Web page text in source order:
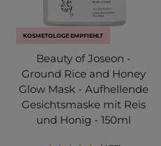
KOSMETOLOGE EMPFIEHLT
Beauty of Joseon -
Ground Rice and Honey
Glow Mask - Aufhellende
Gesichtsmaske mit Reis
und Honig - 150ml